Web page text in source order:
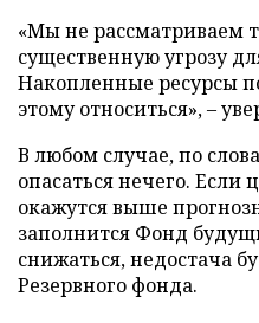
«Мы не рассматриваем
существенную угрозу
Накопленные ресурсы
этому относиться», –
В любом случае, по
опасаться нечего. Если
окажутся выше
заполнится Фонд
снижаться, недостача
Резервного фонда.